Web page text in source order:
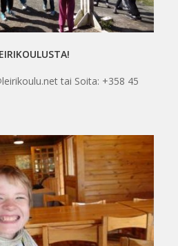
tai Soita: +358 45